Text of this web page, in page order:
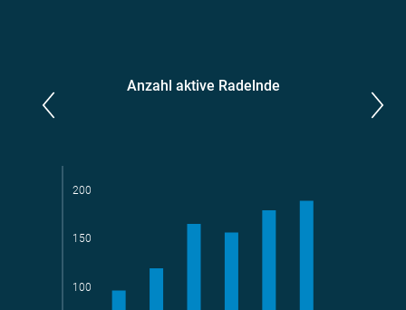
Anzahl aktive Radelnde
100
150
200